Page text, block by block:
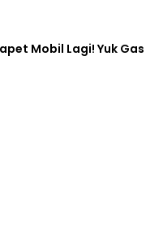
Mobil Lagi! Yuk Gas